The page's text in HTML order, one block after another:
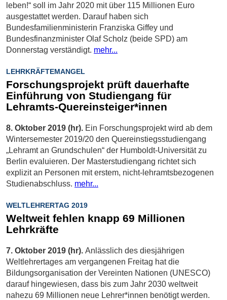
leben!“ soll im Jahr 2020 mit über 115 Millionen Euro
ausgestattet werden. Darauf haben sich
Bundesfamilienministerin Franziska Giffey und
Bundesfinanzminister Olaf Scholz (beide SPD) am
Donnerstag verständigt. mehr...
LEHRKRÄFTEMANGEL
Forschungsprojekt prüft dauerhafte
Einführung von Studiengang für
Lehramts-Quereinsteiger*innen
8. Oktober 2019 (hr). Ein Forschungsprojekt wird ab dem
Wintersemester 2019/20 den Quereinstiegsstudiengang
„Lehramt an Grundschulen“ der Humboldt-Universität zu
Berlin evaluieren. Der Masterstudiengang richtet sich
explizit an Personen mit erstem, nicht-lehramtsbezogenen
Studienabschluss. mehr...
WELTLEHRERTAG 2019
Weltweit fehlen knapp 69 Millionen
Lehrkräfte
7. Oktober 2019 (hr). Anlässlich des diesjährigen
Weltlehrertages am vergangenen Freitag hat die
Bildungsorganisation der Vereinten Nationen (UNESCO)
darauf hingewiesen, dass bis zum Jahr 2030 weltweit
nahezu 69 Millionen neue Lehrer*innen benötigt werden.